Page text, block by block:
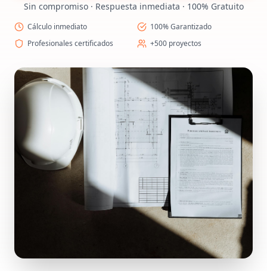
Sin compromiso · Respuesta inmediata · 100% Gratuito
Cálculo inmediato
100% Garantizado
Profesionales certificados
+500 proyectos